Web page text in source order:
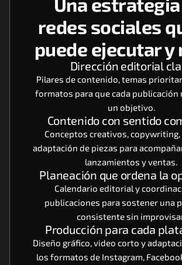
redes sociales
puede ejecutar y
Dirección editorial
Pilares de contenido, temas
formatos para que cada publicación
un objetivo.
Contenido con sentido
Conceptos creativos,
adaptación de piezas para
lanzamientos y ventas.
Planeación que ordena la
Calendario editorial y
publicaciones para sostener una
consistente sin
Producción para cada
Diseño gráfico, video corto y
los formatos de Instagram,